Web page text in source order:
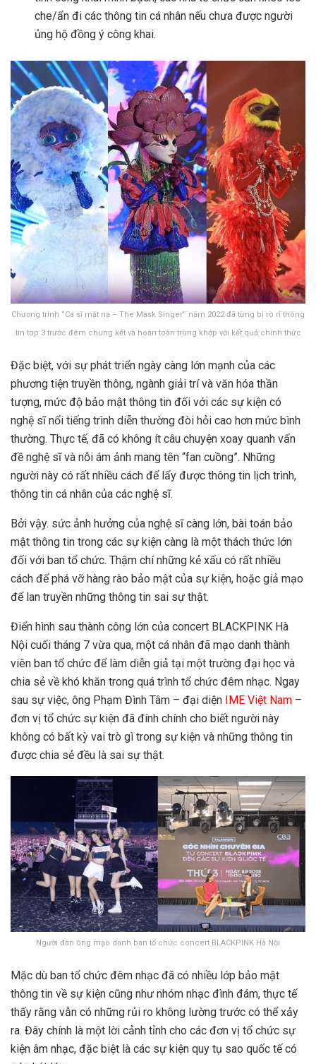
che/ẩn đi các thông tin cá nhân nếu chưa được người
ủng hộ đồng ý công khai.
Chương trình “Ca sĩ mặt nạ – The Mask Singer” năm 2022 đã từng bị rò rỉ thông
tin top 3 trước đêm chung kết và hoàn toàn trùng khớp với kết quá chính thức
Đặc biệt, với sự phát triển ngày càng lớn mạnh của các
phương tiện truyền thông, ngành giải trí và văn hóa thần
tượng, mức độ bảo mật thông tin đối với các sự kiện có
nghệ sĩ nổi tiếng trình diễn thường đòi hỏi cao hơn mức bình
thường. Thực tế, đã có không ít câu chuyện xoay quanh vấn
đề nghệ sĩ và nỗi ám ảnh mang tên “fan cuồng”. Những
người này có rất nhiều cách để lấy được thông tin lịch trình,
thông tin cá nhân của các nghệ sĩ.
Bởi vậy. sức ảnh hưởng của nghệ sĩ càng lớn, bài toán bảo
mật thông tin trong các sự kiện càng là một thách thức lớn
đối với ban tổ chức. Thậm chí những kẻ xấu có rất nhiều
cách để phá vỡ hàng rào bảo mật của sự kiện, hoặc giả mạo
để lan truyền những thông tin sai sự thật.
Điển hình sau thành công lớn của concert BLACKPINK Hà
Nội cuối tháng 7 vừa qua, một cá nhân đã mạo danh thành
viên ban tổ chức để làm diễn giả tại một trường đại học và
chia sẻ về khó khăn trong quá trình tổ chức đêm nhạc. Ngay
sau sự việc, ông Phạm Đình Tâm – đại diện
IME Việt Nam –
đơn vị tổ chức sự kiện đã đính chính cho biết người này
không có bất kỳ vai trò gì trong sự kiện và những thông tin
được chia sẻ đều là sai sự thật.
Người đàn ông mạo danh ban tổ chức concert BLACKPINK Hà Nội
Mặc dù ban tổ chức đêm nhạc đã có nhiều lớp bảo mật
thông tin về sự kiện cũng như nhóm nhạc đình đám, thực tế
thấy rằng vẫn có những rủi ro không lường trước có thể xảy
ra. Đây chính là một lời cảnh tỉnh cho các đơn vị tổ chức sự
kiện âm nhạc, đặc biệt là các sự kiện quy tụ sao quốc tế có